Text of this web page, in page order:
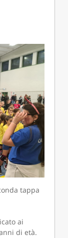
tappa
ai
di età.